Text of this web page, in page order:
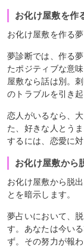
お化け屋敷を作
お化け屋敷を作る
夢診断では、作る
たポジティブな意
屋敷なら話は別。
のトラブルを引き
恋人がいるなら、
た、好きな人とう
するには、恋愛に
お化け屋敷から
お化け屋敷から脱
とを暗示します。
夢占いにおいて、
す。あなたは今い
ず。その努力が報